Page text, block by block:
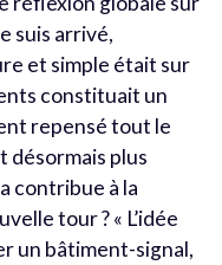
suis arrivé,
et simple était sur
constituait un
repensé tout le
désormais plus
contribue à la
tour ? « L’idée
un bâtiment-signal,